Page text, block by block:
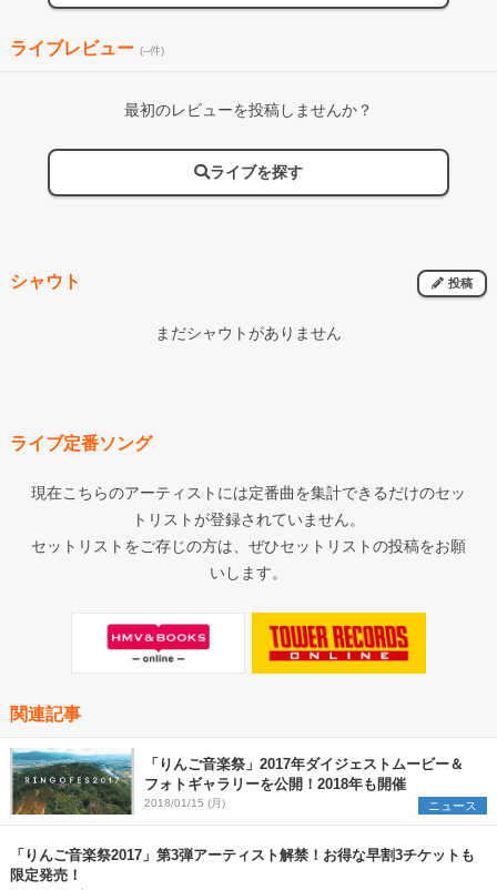
ライブレビュー (--件)
最初のレビューを投稿しませんか？
ライブを探す
シャウト 投稿
まだシャウトがありません
ライブ定番ソング
現在こちらのアーティストには定番曲を集計できるだけのセッ
トリストが登録されていません。
セットリストをご存じの方は、ぜひセットリストの投稿をお願
いします。
関連記事
「りんご音楽祭」2017年ダイジェストムービー＆
フォトギャラリーを公開！2018年も開催
2018/01/15 (月) ニュース
「りんご音楽祭2017」第3弾アーティスト解禁！お得な早割3チケットも
限定発売！